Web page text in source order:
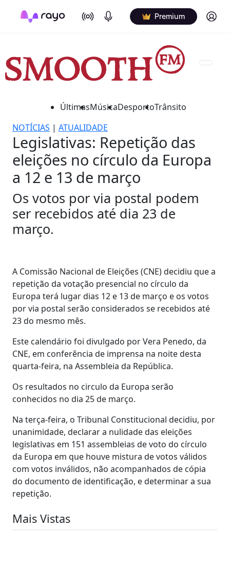
On Air Podcasts Premium Log in
ÚltimasMúsicaDesportoTrânsito
NOTÍCIAS | ATUALIDADE
Legislativas: Repetição das
eleições no círculo da Europa
a 12 e 13 de março
Os votos por via postal podem
ser recebidos até dia 23 de
março.
A Comissão Nacional de Eleições (CNE) decidiu que a
repetição da votação presencial no círculo da
Europa terá lugar dias 12 e 13 de março e os votos
por via postal serão considerados se recebidos até
23 do mesmo mês.
Este calendário foi divulgado por Vera Penedo, da
CNE, em conferência de imprensa na noite desta
quarta-feira, na Assembleia da República.
Os resultados no circulo da Europa serão
conhecidos no dia 25 de março.
Na terça-feira, o Tribunal Constitucional decidiu, por
unanimidade, declarar a nulidade das eleições
legislativas em 151 assembleias de voto do círculo
da Europa em que houve mistura de votos válidos
com votos inválidos, não acompanhados de cópia
do documento de identificação, e determinar a sua
repetição.
Mais Vistas